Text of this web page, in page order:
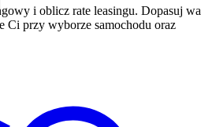
i oblicz rate leasingu. Dopasuj
Ci przy wyborze samochodu oraz